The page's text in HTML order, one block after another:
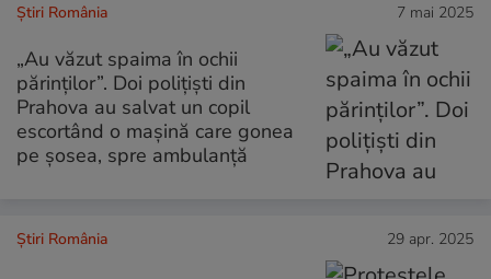
Știri România 7 mai 2025
„Au văzut spaima în ochii
părinţilor”. Doi polițiști din
Prahova au salvat un copil
escortând o mașină care gonea
pe șosea, spre ambulanță
Știri România 29 apr. 2025